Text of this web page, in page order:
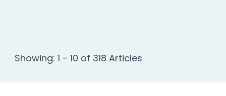
Showing: 1 - 10 of 318 Articles